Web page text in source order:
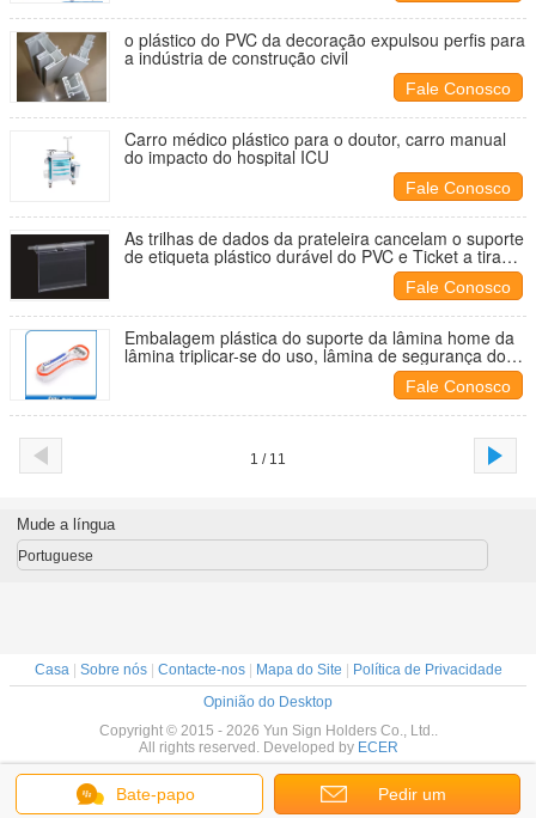
o plástico do PVC da decoração expulsou perfis para
a indústria de construção civil
Fale Conosco
Carro médico plástico para o doutor, carro manual
do impacto do hospital ICU
Fale Conosco
As trilhas de dados da prateleira cancelam o suporte
de etiqueta plástico durável do PVC e Ticket a tira
Fale Conosco
Embalagem plástica do suporte da lâmina home da
lâmina triplicar-se do uso, lâmina de segurança do
Fale Conosco
1 / 11
Bate-papo Pedir um
Mude a língua
Portuguese
Casa| Sobre nós| Contacte-nos| Mapa do Site
Política de Privacidade
Opinião do Desktop
Copyright © 2015 - 2026 Yun Sign Holders Co., Ltd..
All rights reserved. Developed by ECER